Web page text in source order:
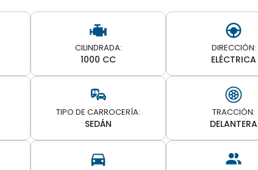
CILINDRADA:
1000 CC
DIRECCIÓN:
ELÉCTRICA
TIPO DE CARROCERÍA:
SEDÁN
TRACCIÓN:
DELANTERA